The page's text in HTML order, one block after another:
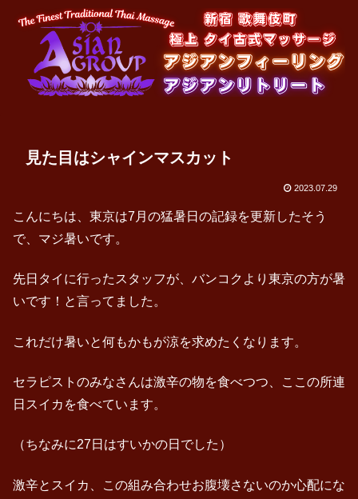
見た目はシャインマスカット
2023.07.29
こんにちは、東京は7月の猛暑日の記録を更新したそう
で、マジ暑いです。
先日タイに行ったスタッフが、バンコクより東京の方が暑
いです！と言ってました。
これだけ暑いと何もかもが涼を求めたくなります。
セラピストのみなさんは激辛の物を食べつつ、ここの所連
日スイカを食べています。
（ちなみに27日はすいかの日でした）
激辛とスイカ、この組み合わせお腹壊さないのか心配にな